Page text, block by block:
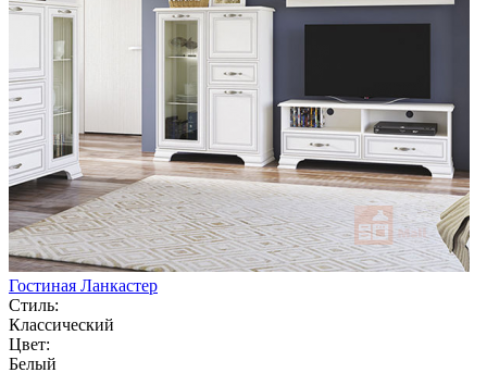
Гостиная Ланкастер
Стиль:
Классический
Цвет:
Белый